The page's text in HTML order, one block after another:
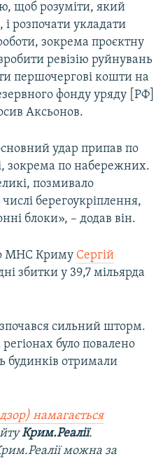
щоб розуміти, який
розпочати укладати
зокрема проєктну
ревізію руйнувань
першочергові кошти на
фонду уряду [РФ]
Аксьонов.
удар припав по
зокрема по набережних.
позмивало
берегоукріплення,
блоки», – додав він.
МНС Криму Сергій
збитки у 39,7 мільярда
сильний шторм.
регіонах було повалено
будинків отримали
намагається
Крим.Реалії.
можна за